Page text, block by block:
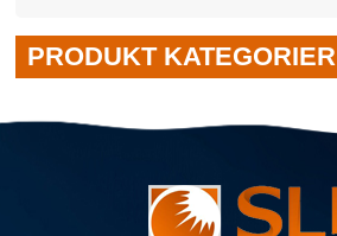
PRODUKT KATEGORIER